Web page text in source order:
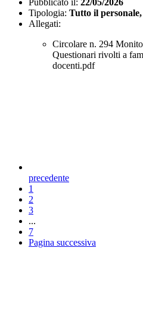
Pubblicato il: 22/05/2026
Tipologia: Tutto il
Allegati:
Circolare n. 294
Questionari rivolti a
docenti.pdf
precedente
1
2
3
...
7
Pagina successiva